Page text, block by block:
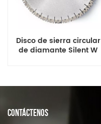
Disco de sierra circular
de diamante Silent W
CONTÁCTENOS